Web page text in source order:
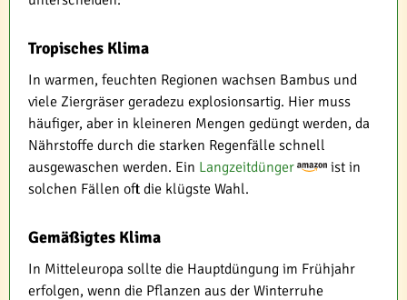
Tropisches Klima
In warmen, feuchten Regionen wachsen Bambus und
viele Ziergräser geradezu explosionsartig. Hier muss
häufiger, aber in kleineren Mengen gedüngt werden, da
Nährstoffe durch die starken Regenfälle schnell
ausgewaschen werden. Ein Langzeitdünger
ist in
solchen Fällen oft die klügste Wahl.
Gemäßigtes Klima
In Mitteleuropa sollte die Hauptdüngung im Frühjahr
erfolgen, wenn die Pflanzen aus der Winterruhe